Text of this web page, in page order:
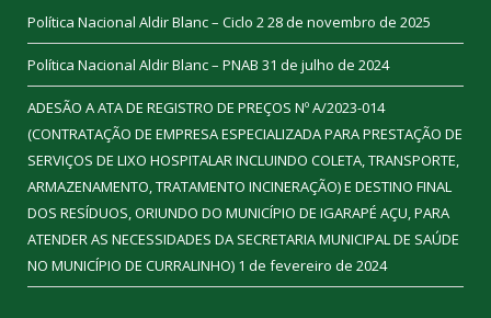
Política Nacional Aldir Blanc – Ciclo 228 de novembro de 2025
Política Nacional Aldir Blanc – PNAB 31 de julho de 2024
ADESÃO A ATA DE REGISTRO DE PREÇOS Nº A/2023-014
(CONTRATAÇÃO DE EMPRESA ESPECIALIZADA PARA PRESTAÇÃO DE
SERVIÇOS DE LIXO HOSPITALAR INCLUINDO COLETA, TRANSPORTE,
ARMAZENAMENTO, TRATAMENTO INCINERAÇÃO) E DESTINO FINAL
DOS RESÍDUOS, ORIUNDO DO MUNICÍPIO DE IGARAPÉ AÇU, PARA
ATENDER AS NECESSIDADES DA SECRETARIA MUNICIPAL DE SAÚDE
NO MUNICÍPIO DE CURRALINHO) 1 de fevereiro de 2024